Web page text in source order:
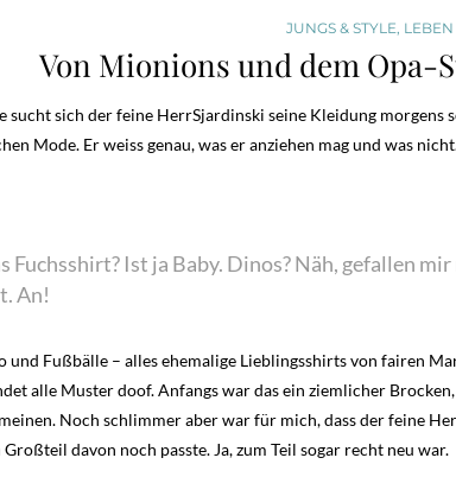
JUNGS & STYLE
Von Mionions und dem
sucht sich der feine HerrSjardinski seine Kleidung morgens
Mode. Er weiss genau, was er anziehen mag und was
Fuchsshirt? Ist ja Baby. Dinos? Näh, gefallen
An!
und Fußbälle – alles ehemalige Lieblingsshirts von fairen
alle Muster doof. Anfangs war das ein ziemlicher
Noch schlimmer aber war für mich, dass der feine
davon noch passte. Ja, zum Teil sogar recht neu war.